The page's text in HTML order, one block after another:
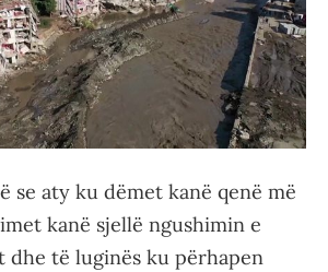
se aty ku dëmet kanë qenë më
kanë sjellë ngushimin e
të luginës ku përhapen